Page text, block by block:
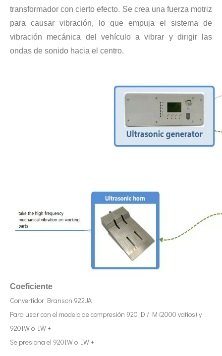
Tecnología de corte de pasteles ultrasónico
La aplicación de la ultrasónica en la industria de la costura refleja
Tecnología de corte de chocolate por ultrasonidos
La aplicación de la ultrasónica en la industria de la costura refleja
transformador con cierto efecto. Se crea una fuerza motriz
para causar vibración, lo que empuja el sistema de
vibración mecánica del vehículo a vibrar y dirigir las
ondas de sonido hacia el centro.
Coeficiente
Convertidor Branson 922JA
Para usar con el modelo de compresión 920 D / M (2000 vatios) y
920IW o IW +
Se presiona el 920IW o IW +